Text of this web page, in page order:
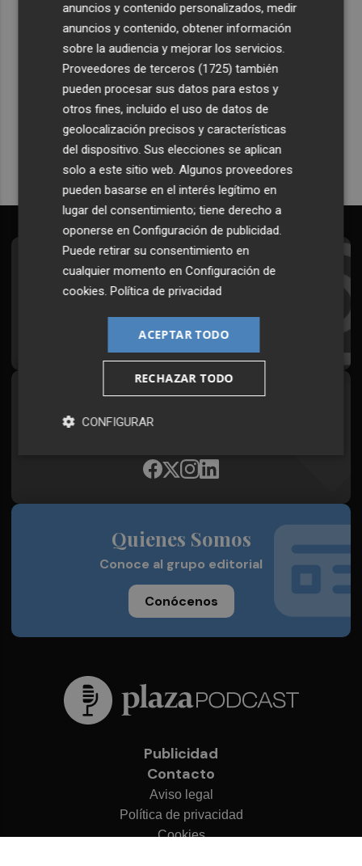
Recibe toda la actualidad de
Plaza Podcast en tu correo
Quiero suscribirme
Suscríbete al Boletín
Todos los días a primera hora en tu email
¡Quiero suscribirme!
Síguenos en redes
Plaza Podcast, desde cualquier medio
Quienes Somos
Conoce al grupo editorial
Conócenos
Publicidad
Contacto
Aviso legal
Política de privacidad
Cookies
anuncios y contenido personalizados, medir
anuncios y contenido, obtener información
sobre la audiencia y mejorar los servicios.
Proveedores de terceros (1725) también
pueden procesar sus datos para estos y
otros fines, incluido el uso de datos de
geolocalización precisos y características
del dispositivo. Sus elecciones se aplican
solo a este sitio web. Algunos proveedores
pueden basarse en el interés legítimo en
lugar del consentimiento; tiene derecho a
oponerse enConfiguración de publicidad.
Puede retirar su consentimiento en
cualquier momento enConfiguración de
cookies.Política de privacidad
ACEPTAR TODO
RECHAZAR TODO
CONFIGURAR